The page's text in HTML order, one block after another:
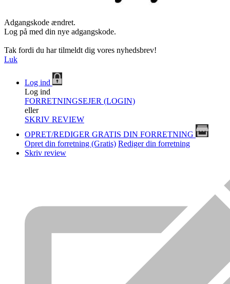
Adgangskode ændret.
Log på med din nye adgangskode.
Tak fordi du har tilmeldt dig vores nyhedsbrev!
Luk
Log ind
Log ind
FORRETNINGSEJER (LOGIN)
eller
SKRIV REVIEW
OPRET/REDIGER GRATIS DIN FORRETNING
Opret din forretning (Gratis) Rediger din forretning
Skriv review